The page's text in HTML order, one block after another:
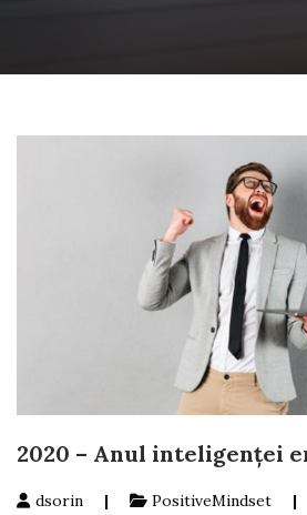
2020 – Anul inteligenței
dsorin | PositiveMindset |